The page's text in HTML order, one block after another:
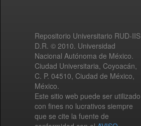
Repositorio Universitario RUD-IIS
D.R. © 2010. Universidad
Nacional Autónoma de México.
Ciudad Universitaria, Coyoacán,
C. P. 04510, Ciudad de México,
México.
Este sitio web puede ser utilizado
con fines no lucrativos siempre
que se cite la fuente de